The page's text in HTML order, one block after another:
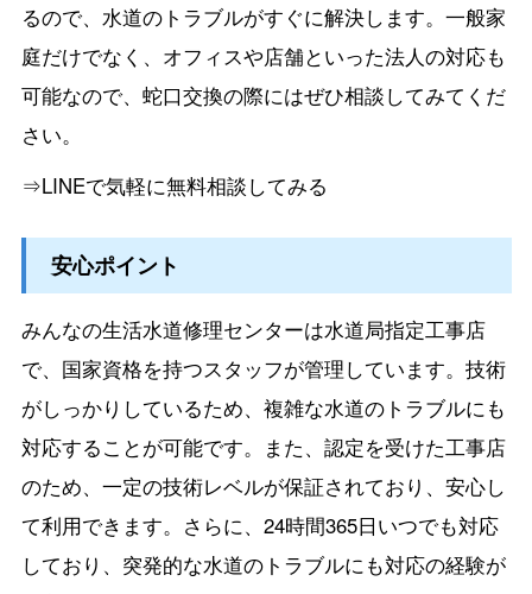
るので、水道のトラブルがすぐに解決します。一般家
庭だけでなく、オフィスや店舗といった法人の対応も
可能なので、蛇口交換の際にはぜひ相談してみてくだ
さい。
⇒LINEで気軽に無料相談してみる
安心ポイント
みんなの生活水道修理センターは水道局指定工事店
で、国家資格を持つスタッフが管理しています。技術
がしっかりしているため、複雑な水道のトラブルにも
対応することが可能です。また、認定を受けた工事店
のため、一定の技術レベルが保証されており、安心し
て利用できます。さらに、24時間365日いつでも対応
しており、突発的な水道のトラブルにも対応の経験が